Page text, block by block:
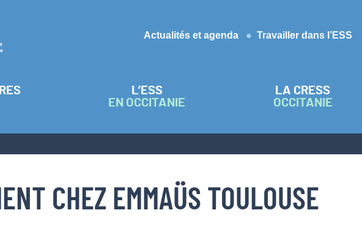
Actualités et agenda
Travailler dans l’ESS
L’ESS
EN OCCITANIE
LA CRESS
OCCITANIE
CHEZ EMMAÜS TOULOUSE